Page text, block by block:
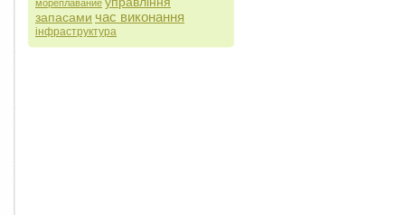
мореплавание
запасами час виконання
інфраструктура